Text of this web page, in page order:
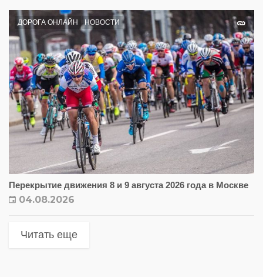
ДОРОГА ОНЛАЙН НОВОСТИ
Перекрытие движения 8 и 9 августа 2026 года в Москве
04.08.2026
Читать еще